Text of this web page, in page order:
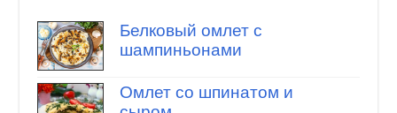
Белковый омлет с
шампиньонами
Омлет со шпинатом и